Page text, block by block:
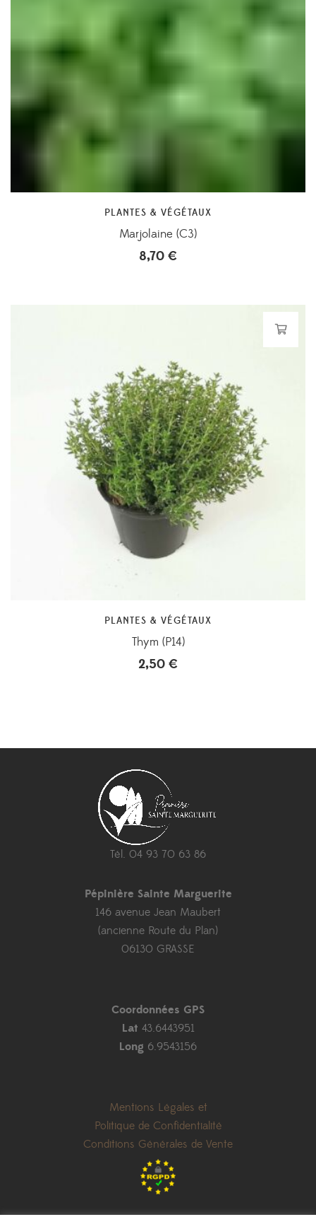
PLANTES & VÉGÉTAUX
Marjolaine (C3)
8,70 €
PLANTES & VÉGÉTAUX
Thym (P14)
2,50 €
Tél. 04 93 70 63 86
Pépinière Sainte Marguerite
146 avenue Jean Maubert
(ancienne Route du Plan)
06130 GRASSE
Coordonnées GPS
Lat 43.6443951
Long 6.9543156
Mentions Légales et
Politique de Confidentialité
Conditions Générales de Vente